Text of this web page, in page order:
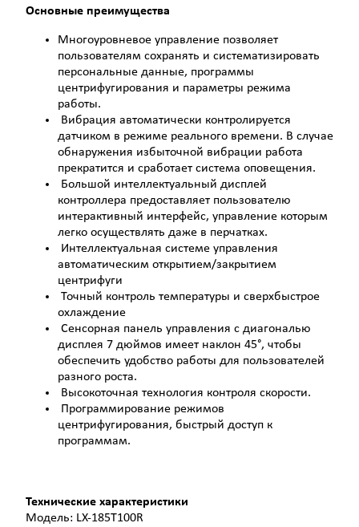
Основные преимущества
Многоуровневое управление позволяет
пользователям сохранять и систематизировать
персональные данные, программы
центрифугирования и параметры режима
работы.
Вибрация автоматически контролируется
датчиком в режиме реального времени. В случае
обнаружения избыточной вибрации работа
прекратится и сработает система оповещения.
Большой интеллектуальный дисплей
контроллера предоставляет пользователю
интерактивный интерфейс, управление которым
легко осуществлять даже в перчатках.
Интеллектуальная системе управления
автоматическим открытием/закрытием
центрифуги
Точный контроль температуры и сверхбыстрое
охлаждение
Сенсорная панель управления c диагональю
дисплея 7 дюймов имеет наклон 45°, чтобы
обеспечить удобство работы для пользователей
разного роста.
Высокоточная технология контроля скорости.
Программирование режимов
центрифугирования, быстрый доступ к
программам.
Технические характеристики
Модель: LX-185T100R